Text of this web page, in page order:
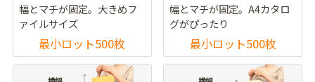
幅とマチが固定。大きめフ
ァイルサイズ
最小ロット500枚
幅とマチが固定。A4カタロ
グがぴったり
最小ロット500枚